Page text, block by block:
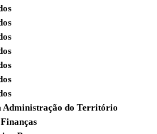
Administração do Território